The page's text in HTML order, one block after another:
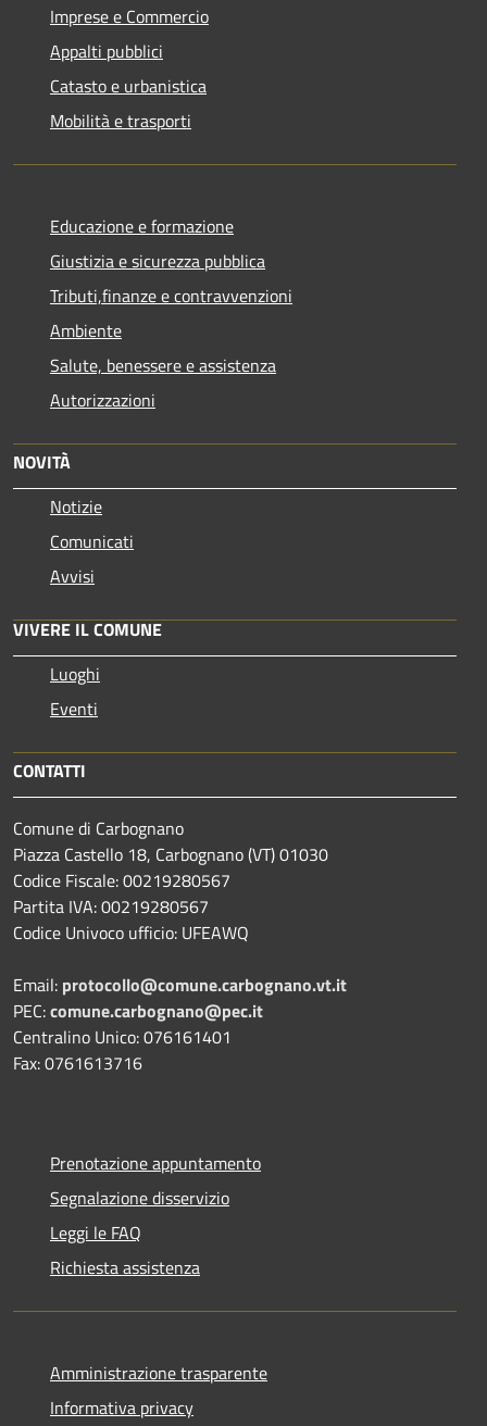
Imprese e Commercio
Appalti pubblici
Catasto e urbanistica
Mobilità e trasporti
Educazione e formazione
Giustizia e sicurezza pubblica
Tributi,finanze e contravvenzioni
Ambiente
Salute, benessere e assistenza
Autorizzazioni
NOVITÀ
Notizie
Comunicati
Avvisi
VIVERE IL COMUNE
Luoghi
Eventi
CONTATTI
Comune di Carbognano
Piazza Castello 18, Carbognano (VT) 01030
Codice Fiscale: 00219280567
Partita IVA: 00219280567
Codice Univoco ufficio: UFEAWQ
Email: protocollo@comune.carbognano.vt.it
PEC:comune.carbognano@pec.it
Centralino Unico: 076161401
Fax: 0761613716
Prenotazione appuntamento
Segnalazione disservizio
Leggi le FAQ
Richiesta assistenza
Amministrazione trasparente
Informativa privacy